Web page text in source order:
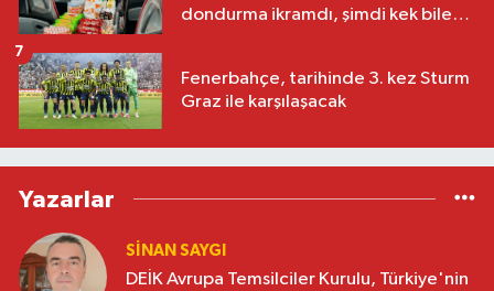
dondurma ikramdı, şimdi kek bile
Fenerbahçe, tarihinde 3. kez Sturm
Graz ile karşılaşacak
7
Yazarlar
SINAN SAYGI
DEİK Avrupa Temsilciler Kurulu, Türkiye'nin